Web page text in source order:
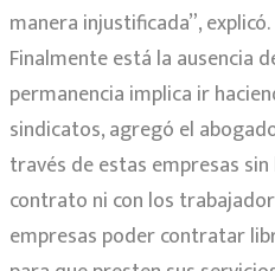
manera injustificada”, explicó.
Finalmente está la ausencia
permanencia implica ir
sindicatos, agregó el
través de estas empresas
contrato ni con los
empresas poder contratar